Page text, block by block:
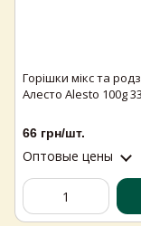
Горішки мікс та
Алесто Alesto 100g
66 грн/шт.
Оптовые цены